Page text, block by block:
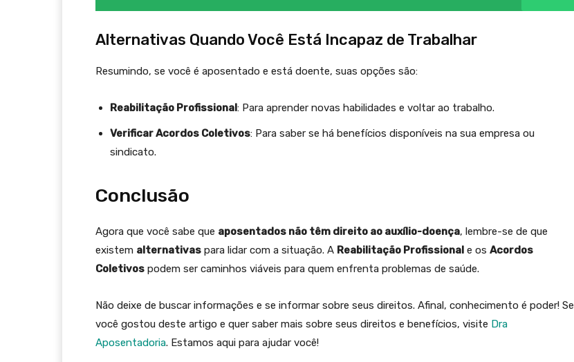
Alternativas Quando Você Está Incapaz de Trabalhar
Resumindo, se você é aposentado e está doente, suas opções são:
Reabilitação Profissional: Para aprender novas habilidades e voltar ao trabalho.
Verificar Acordos Coletivos: Para saber se há benefícios disponíveis na sua empresa ou
sindicato.
Conclusão
Agora que você sabe que aposentados não têm direito ao auxílio-doença, lembre-se de que
existem alternativas para lidar com a situação. A Reabilitação Profissional e os Acordos
Coletivos podem ser caminhos viáveis para quem enfrenta problemas de saúde.
Não deixe de buscar informações e se informar sobre seus direitos. Afinal, conhecimento é poder! Se
você gostou deste artigo e quer saber mais sobre seus direitos e benefícios, visite Dra
Aposentadoria. Estamos aqui para ajudar você!